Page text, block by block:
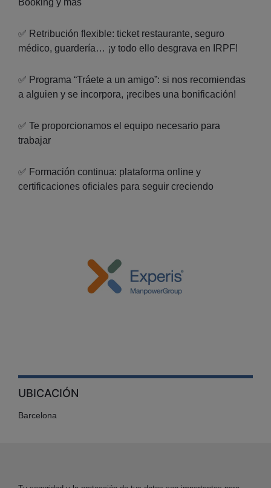
Booking y más
✅ Retribución flexible: ticket restaurante, seguro
médico, guardería… ¡y todo ello desgrava en IRPF!
✅ Programa “Tráete a un amigo”: si nos recomiendas
a alguien y se incorpora, ¡recibes una bonificación!
✅ Te proporcionamos el equipo necesario para
trabajar
✅ Formación continua: plataforma online y
certificaciones oficiales para seguir creciendo
UBICACIÓN
Barcelona